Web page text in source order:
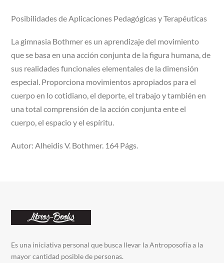
Posibilidades de Aplicaciones Pedagógicas y Terapéuticas
La gimnasia Bothmer es un aprendizaje del movimiento
que se basa en una acción conjunta de la figura humana, de
sus realidades funcionales elementales de la dimensión
especial. Proporciona movimientos apropiados para el
cuerpo en lo cotidiano, el deporte, el trabajo y también en
una total comprensión de la acción conjunta ente el
cuerpo, el espacio y el espíritu.
Autor: Alheidis V. Bothmer. 164 Págs.
Es una iniciativa personal que busca llevar la Antroposofía a la
mayor cantidad posible de personas.